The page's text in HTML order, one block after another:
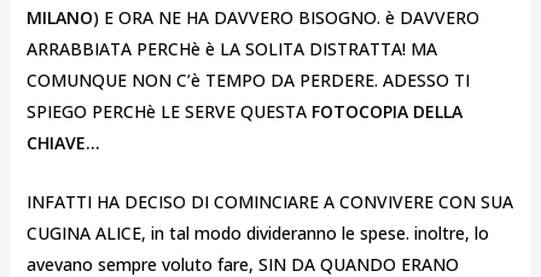
MILANO) E ORA NE HA DAVVERO BISOGNO. è DAVVERO
ARRABBIATA PERCHè è LA SOLITA DISTRATTA! MA
COMUNQUE NON C’è TEMPO DA PERDERE. ADESSO TI
SPIEGO PERCHè LE SERVE QUESTA FOTOCOPIA DELLA
CHIAVE…
INFATTI HA DECISO DI COMINCIARE A CONVIVERE CON SUA
CUGINA ALICE, in tal modo divideranno le spese. inoltre, lo
avevano sempre voluto fare, SIN DA QUANDO ERANO